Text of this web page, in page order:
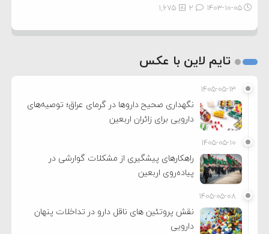
۱۴۰۳-۱۰-۰۵ 1,675
تایم لاین با عکس
۱۴۰۵-۰۵-۱۳
نگهداری صحیح داروها در گرمای عراق؛ توصیه‌های
دارویی برای زائران اربعین
۱۴۰۵-۰۵-۱۰
راهکارهای پیشگیری از مشکلات گوارشی در
پیاده‌روی اربعین
۱۴۰۵-۰۵-۰۸
نقش پروتئین های ناقل دارو در تداخلات پنهان
دارویی